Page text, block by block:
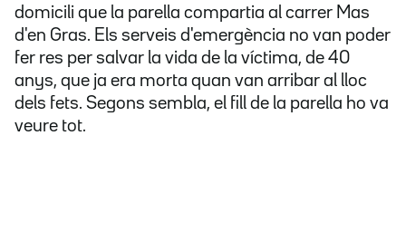
domicili que la parella compartia al carrer Mas
d'en Gras. Els serveis d'emergència no van poder
fer res per salvar la vida de la víctima, de 40
anys, que ja era morta quan van arribar al lloc
dels fets. Segons sembla, el fill de la parella ho va
veure tot.